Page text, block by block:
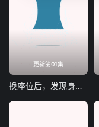
更新第01集
换座位后，发现身后的男生好像喜欢我